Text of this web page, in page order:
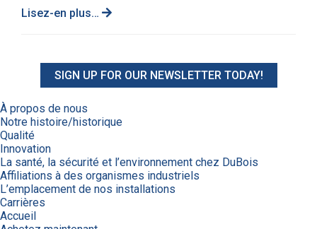
Lisez-en plus…
SIGN UP FOR OUR NEWSLETTER TODAY!
À propos de nous
Notre histoire/historique
Qualité
Innovation
La santé, la sécurité et l’environnement chez DuBois
Affiliations à des organismes industriels
L’emplacement de nos installations
Carrières
Accueil